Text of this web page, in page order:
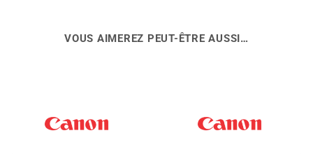
VOUS AIMEREZ PEUT-ÊTRE AUSSI…